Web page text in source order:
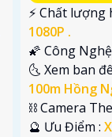
️⚡ Chất lượng
1080P .
🌠 Công
🌜 Xem ban
100m Hồng
⛓ Camera
️🔮 Ưu Điểm :